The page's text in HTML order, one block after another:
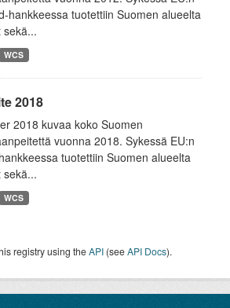
hankkeessa tuotettiin Suomen alueelta
sekä...
WCS
2018
2018 kuvaa koko Suomen
vuonna 2018. Sykessä EU:n
tuotettiin Suomen alueelta
sekä...
WCS
registry using theAPI (seeAPI Docs).